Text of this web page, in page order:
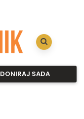
DONIRAJ SADA